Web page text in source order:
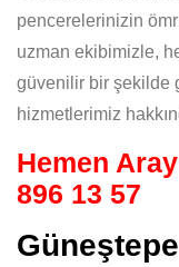
pencerelerinizin
uzman ekibimizle,
güvenilir bir şekilde
hizmetlerimiz
Hemen
896 13 57